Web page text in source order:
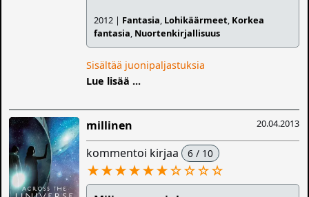
2012 | Fantasia, Lohikäärmeet, Korkea
fantasia, Nuortenkirjallisuus
Sisältää juonipaljastuksia
Lue lisää ...
20.04.2013
millinen
kommentoi kirjaa 6 / 10
★★★★★★☆☆☆☆